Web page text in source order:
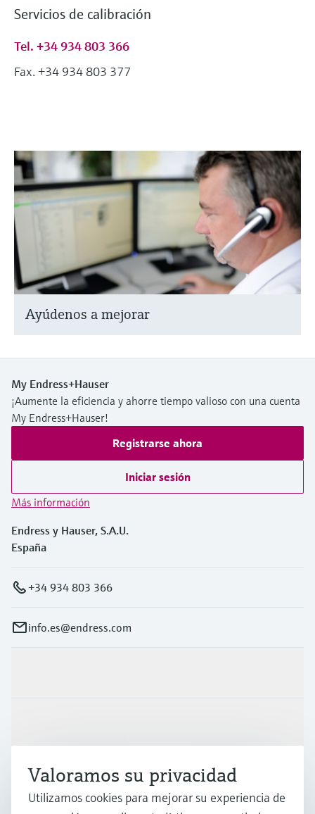
Servicios de calibración
Tel. +34 934 803 366
Fax. +34 934 803 377
Ayúdenos a mejorar
My Endress+Hauser
¡Aumente la eficiencia y ahorre tiempo valioso con una cuenta
My Endress+Hauser!
Registrarse ahora
Iniciar sesión
Más información
Endress y Hauser, S.A.U.
España
+34 934 803 366
info.es@endress.com
Soporte
Valoramos su privacidad
Utilizamos cookies para mejorar su experiencia de